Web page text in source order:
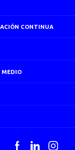
CONTINUA
MEDIO
FacebookLinkedInInstagram